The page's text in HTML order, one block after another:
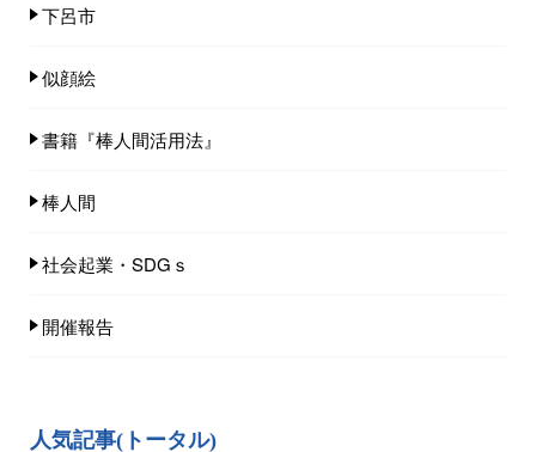
下呂市
似顔絵
書籍『棒人間活用法』
棒人間
社会起業・SDGｓ
開催報告
人気記事(トータル)